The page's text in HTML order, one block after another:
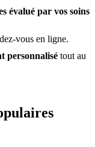
évalué par vos soins
vous en ligne.
personnalisé tout au